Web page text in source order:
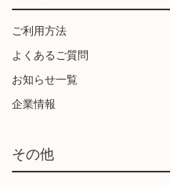
ご利用方法
よくあるご質問
お知らせ一覧
企業情報
その他